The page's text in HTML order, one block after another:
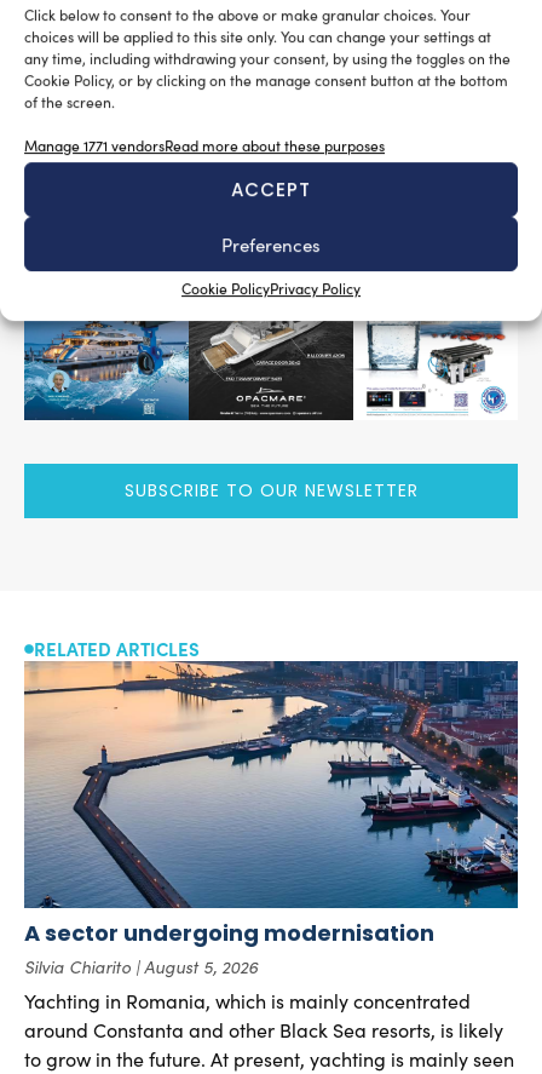
Click below to consent to the above or make granular choices. Your
choices will be applied to this site only. You can change your settings at
any time, including withdrawing your consent, by using the toggles on the
Cookie Policy, or by clicking on the manage consent button at the bottom
of the screen.
Manage 1771 vendorsRead more about these purposes
ACCEPT
Preferences
Cookie PolicyPrivacy Policy
confermando le elevate prestazioni sportive tipiche di
ogni yacht Pershing.
Tag: Besenzoni
Pershing 82'
Poltrona Frau Rolla Searex
SUBSCRIBE TO OUR NEWSLETTER
RELATED ARTICLES
A sector undergoing modernisation
Silvia Chiarito August 5, 2026
Yachting in Romania, which is mainly concentrated
around Constanta and other Black Sea resorts, is likely
to grow in the future. At present, yachting is mainly seen